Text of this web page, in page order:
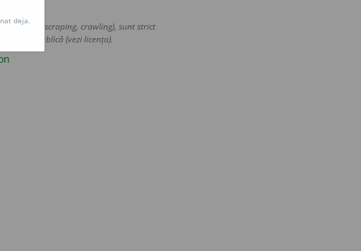
(web scraping, crawling), sunt strict
publică (vezi licența).
deja.